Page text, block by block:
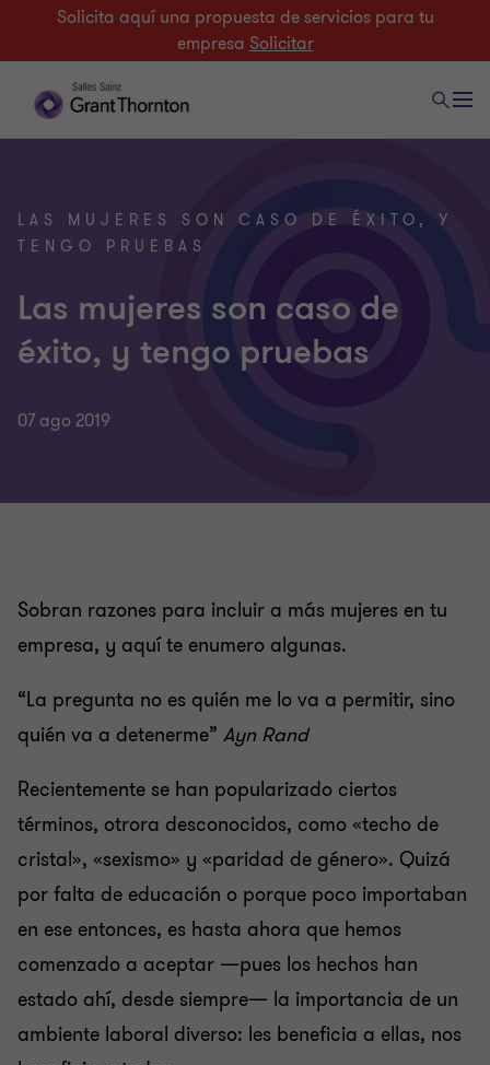
Solicita aquí una propuesta de servicios para tu
empresa Solicitar
LAS MUJERES SON CASO DE ÉXITO, Y
TENGO PRUEBAS
Las mujeres son caso de
éxito, y tengo pruebas
07 ago 2019
Sobran razones para incluir a más mujeres en tu
empresa, y aquí te enumero algunas.
“La pregunta no es quién me lo va a permitir, sino
quién va a detenerme” Ayn Rand
Recientemente se han popularizado ciertos
términos, otrora desconocidos, como «techo de
cristal», «sexismo» y «paridad de género». Quizá
por falta de educación o porque poco importaban
en ese entonces, es hasta ahora que hemos
comenzado a aceptar —pues los hechos han
estado ahí, desde siempre— la importancia de un
ambiente laboral diverso: les beneficia a ellas, nos